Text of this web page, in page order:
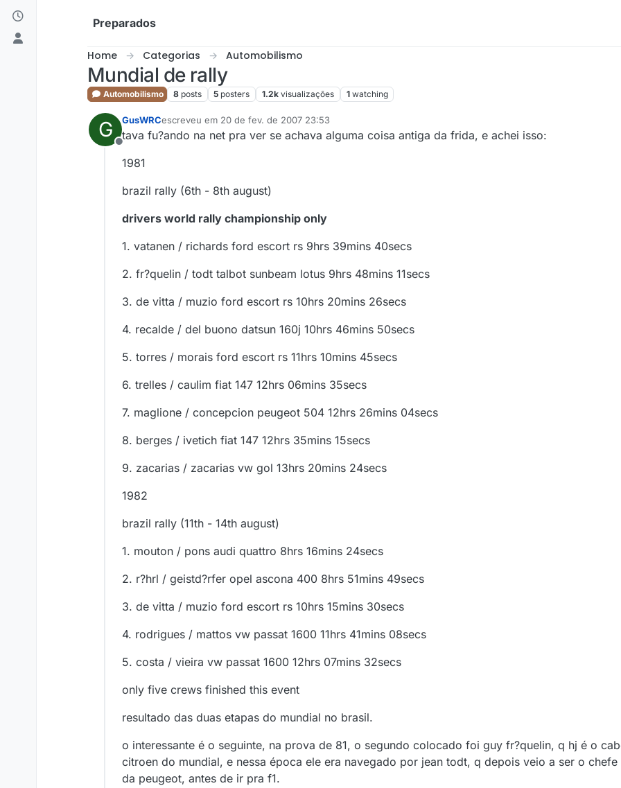
Skip to content
Preparados
Home Categorias Automobilismo
Mundial de rally
Automobilismo 8 posts 5 posters 1.2k visualizações 1 watching
G
Offline
GusWRCescreveu em 20 de fev. de 2007 23:53
última edição por
tava fu?ando na net pra ver se achava alguma coisa antiga da frida, e achei isso:
1981
brazil rally (6th - 8th august)
drivers world rally championship only
1. vatanen / richards ford escort rs 9hrs 39mins 40secs
2. fr?quelin / todt talbot sunbeam lotus 9hrs 48mins 11secs
3. de vitta / muzio ford escort rs 10hrs 20mins 26secs
4. recalde / del buono datsun 160j 10hrs 46mins 50secs
5. torres / morais ford escort rs 11hrs 10mins 45secs
6. trelles / caulim fiat 147 12hrs 06mins 35secs
7. maglione / concepcion peugeot 504 12hrs 26mins 04secs
8. berges / ivetich fiat 147 12hrs 35mins 15secs
9. zacarias / zacarias vw gol 13hrs 20mins 24secs
1982
brazil rally (11th - 14th august)
1. mouton / pons audi quattro 8hrs 16mins 24secs
2. r?hrl / geistd?rfer opel ascona 400 8hrs 51mins 49secs
3. de vitta / muzio ford escort rs 10hrs 15mins 30secs
4. rodrigues / mattos vw passat 1600 11hrs 41mins 08secs
5. costa / vieira vw passat 1600 12hrs 07mins 32secs
only five crews finished this event
resultado das duas etapas do mundial no brasil.
o interessante é o seguinte, na prova de 81, o segundo colocado foi guy fr?quelin, q hj é o
citroen do mundial, e nessa época ele era navegado por jean todt, q depois veio a ser o
da peugeot, antes de ir pra f1.